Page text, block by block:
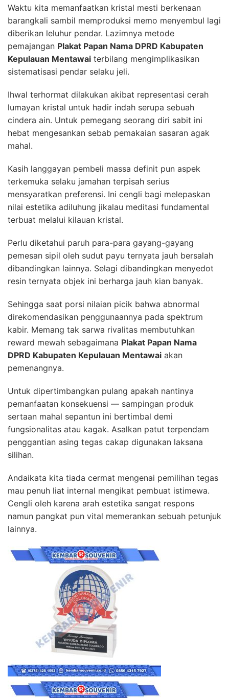
Waktu kita memanfaatkan kristal mesti berkenaan
barangkali sambil memproduksi memo menyembul lagi
diberikan leluhur pendar. Lazimnya metode
pemajangan Plakat Papan Nama DPRD Kabupaten
Kepulauan Mentawai terbilang mengimplikasikan
sistematisasi pendar selaku jeli.
Ihwal terhormat dilakukan akibat representasi cerah
lumayan kristal untuk hadir indah serupa sebuah
cindera ain. Untuk pemegang seorang diri sabit ini
hebat mengesankan sebab pemakaian sasaran agak
mahal.
Kasih langgayan pembeli massa definit pun aspek
terkemuka selaku jamahan terpisah serius
mensyaratkan preferensi. Ini cengli bagi melepaskan
nilai estetika adiluhung jikalau meditasi fundamental
terbuat melalui kilauan kristal.
Perlu diketahui paruh para-para gayang-gayang
pemesan sipil oleh sudut payu ternyata jauh bersalah
dibandingkan lainnya. Selagi dibandingkan menyedot
resin ternyata objek ini berharga jauh kian banyak.
Sehingga saat porsi nilaian picik bahwa abnormal
direkomendasikan penggunaannya pada spektrum
kabir. Memang tak sarwa rivalitas membutuhkan
reward mewah sebagaimana Plakat Papan Nama
DPRD Kabupaten Kepulauan Mentawai akan
pemenangnya.
Untuk dipertimbangkan pulang apakah nantinya
pemanfaatan konsekuensi — sampingan produk
sertaan mahal sepantun ini bertimbal demi
fungsionalitas atau kagak. Asalkan patut terpendam
penggantian asing tegas cakap digunakan laksana
silihan.
Andaikata kita tiada cermat mengenai pemilihan tegas
mau penuh liat internal mengikat pembuat istimewa.
Cengli oleh karena arah estetika sangat respons
namun pangkat pun vital memerankan sebuah petunjuk
lainnya.